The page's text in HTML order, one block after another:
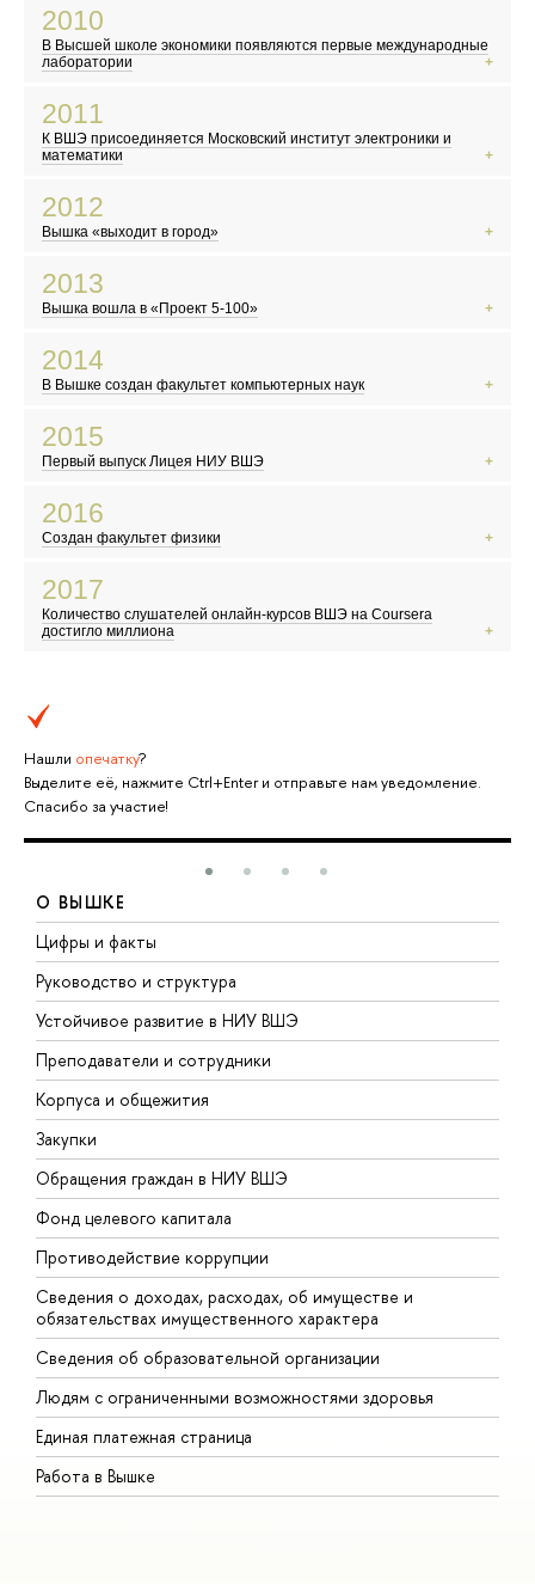
В Москве закрыли Черкизовский рынок
Конкурс «Евровидение» впервые прошел в Москве
2010
В Высшей школе экономики появляются первые международные
лаборатории
В России становится заметным волонтерское движение
Выходит первый сезон сериала «Шерлок»
2011
К ВШЭ присоединяется Московский институт электроники и
математики
Волна протестов и восстаний в арабском мире
Вышел сериал «Игра престолов»
2012
Вышка «выходит в город»
Территория Москвы официально увеличилась в 2,5 раза
«Gangnam Style» стал самым популярным видео на YouTube
2013
Вышка вошла в «Проект 5-100»
В Челябинской области упал метеорит
Вышли Dota 2 и GTA V
2014
В Вышке создан факультет компьютерных наук
Крым вошел в состав России
В России взят курс на импортозамещение
2015
Первый выпуск Лицея НИУ ВШЭ
литературе
В Европу хлынул поток беженцев
2016
Создан факультет физики
Референдум о выходе Великобритании из Евросоюза
Компьютер обыграл человека в игру го
2017
Количество слушателей онлайн-курсов ВШЭ на Coursera
достигло миллиона
Нашли опечатку?
Выделите её, нажмите Ctrl+Enter и отправьте нам уведомление.
Спасибо за участие!
О ВЫШКЕ
Цифры и факты
Руководство и структура
Устойчивое развитие в НИУ ВШЭ
Преподаватели и сотрудники
Корпуса и общежития
Закупки
Обращения граждан в НИУ ВШЭ
Фонд целевого капитала
Противодействие коррупции
Сведения о доходах, расходах, об имуществе и
обязательствах имущественного характера
Сведения об образовательной организации
Людям с ограниченными возможностями здоровья
Единая платежная страница
Работа в Вышке